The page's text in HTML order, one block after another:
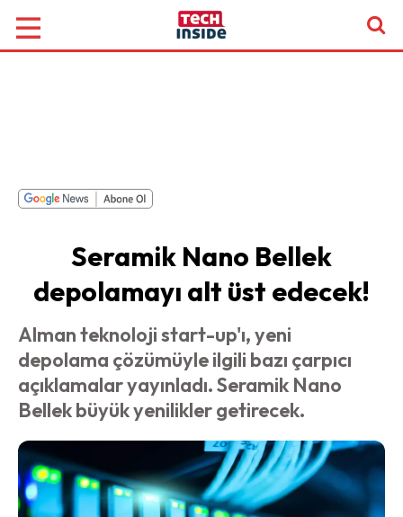
Seramik Nano Bellek
depolamayı alt üst edecek!
Alman teknoloji start-up'ı, yeni
depolama çözümüyle ilgili bazı çarpıcı
açıklamalar yayınladı. Seramik Nano
Bellek büyük yenilikler getirecek.